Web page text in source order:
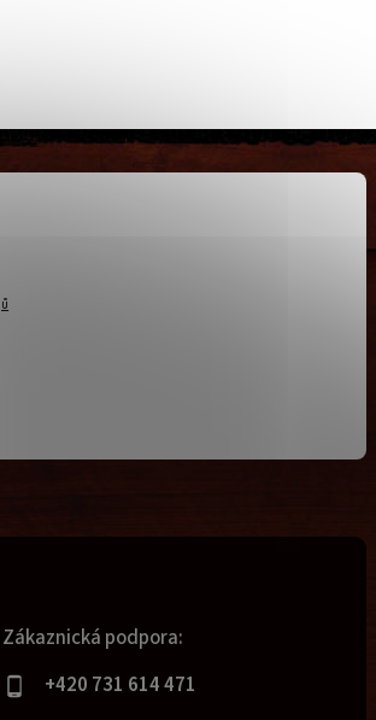
Zákaznická podpora:
+420 731 614 471